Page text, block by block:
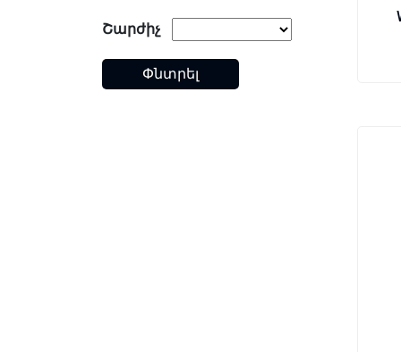
Շարժիչ
Փնտրել